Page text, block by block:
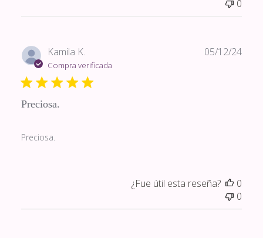
0
Kamila K.
Compra verificada
Preciosa.
Preciosa.
05/12/24
¿Fue útil esta reseña?
0
0